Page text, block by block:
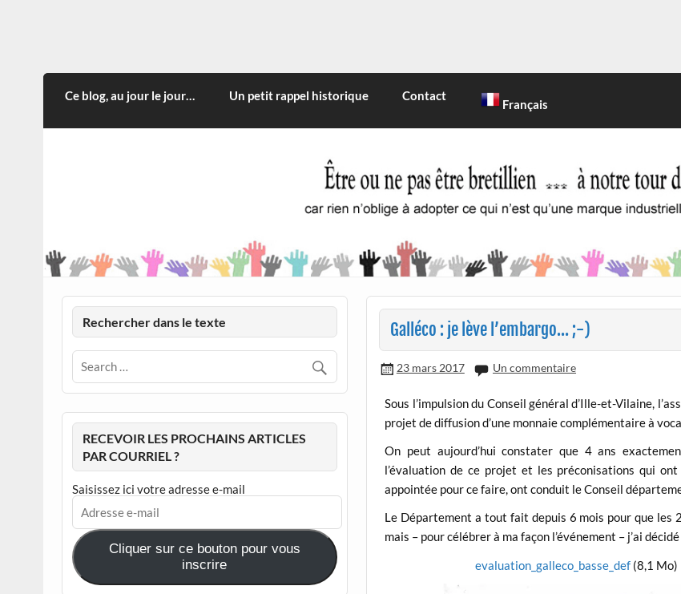
CITOYEN D'ILLE-ET-VILAINE
Ce blog, au jour le jour… Un petit rappel historique Contact
Français
Galléco : je lève l’embargo… ;-)
23 mars 2017 Un commentaire
Sous l’impulsion du Conseil général d’Ille-et-Vilaine,
projet de diffusion d’une monnaie complémentaire à
On peut aujourd’hui constater que 4 ans
l’évaluation de ce projet et les préconisations qui
appointée pour ce faire, ont conduit le Conseil
Le Département a tout fait depuis 6 mois pour que les
mais – pour célébrer à ma façon l’événement – j’ai
evaluation_galleco_basse_def(8,1
Rechercher dans le texte
RECEVOIR LES PROCHAINS ARTICLES
PAR COURRIEL ?
Saisissez ici votre adresse e-mail
Adresse
e-
mail
Cliquer sur ce bouton pour vous
inscrire